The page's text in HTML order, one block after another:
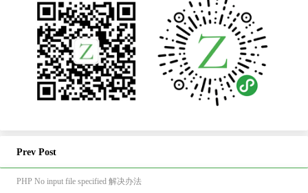
Prev Post
PHP No input file specified 解决办法